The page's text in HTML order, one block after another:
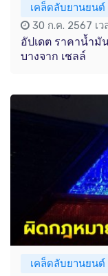
เคล็ดลับยานยนต์
30 ก.ค. 2567 เว
อัปเดต ราคาน้ำ
บางจาก เชลล์
เคล็ดลับยานยนต์